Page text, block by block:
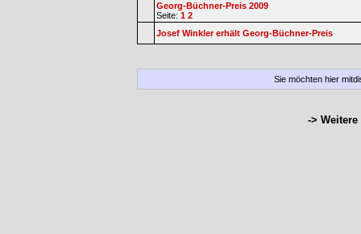
Georg-Büchner-Preis 2009
Seite: 1 2
Josef Winkler erhält Georg-Büchner-Preis
Sie möchten hier
->